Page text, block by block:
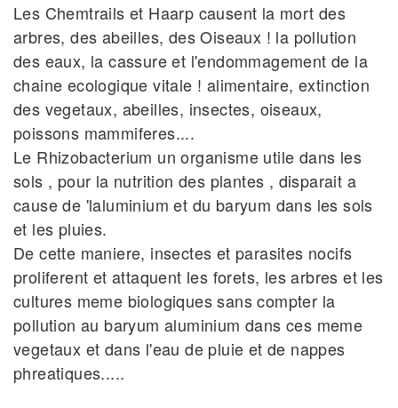
Les Chemtrails et Haarp causent la mort des
arbres, des abeilles, des Oiseaux ! la pollution
des eaux, la cassure et l'endommagement de la
chaine ecologique vitale ! alimentaire, extinction
des vegetaux, abeilles, insectes, oiseaux,
poissons mammiferes....
Le Rhizobacterium un organisme utile dans les
sols , pour la nutrition des plantes , disparait a
cause de 'laluminium et du baryum dans les sols
et les pluies.
De cette maniere, insectes et parasites nocifs
proliferent et attaquent les forets, les arbres et les
cultures meme biologiques sans compter la
pollution au baryum aluminium dans ces meme
vegetaux et dans l'eau de pluie et de nappes
phreatiques.....